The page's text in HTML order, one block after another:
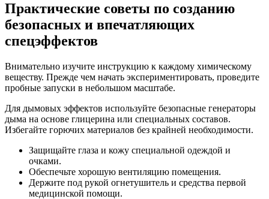
Практические советы по созданию
безопасных и впечатляющих
спецэффектов
Внимательно изучите инструкцию к каждому химическому
веществу. Прежде чем начать экспериментировать, проведите
пробные запуски в небольшом масштабе.
Для дымовых эффектов используйте безопасные генераторы
дыма на основе глицерина или специальных составов.
Избегайте горючих материалов без крайней необходимости.
Защищайте глаза и кожу специальной одеждой и
очками.
Обеспечьте хорошую вентиляцию помещения.
Держите под рукой огнетушитель и средства первой
медицинской помощи.